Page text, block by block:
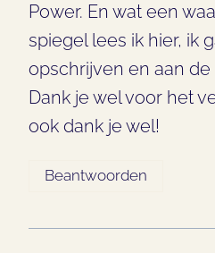
Power. En wat een
spiegel lees ik hier, ik
opschrijven en aan
Dank je wel voor het
ook dank je wel!
Beantwoorden